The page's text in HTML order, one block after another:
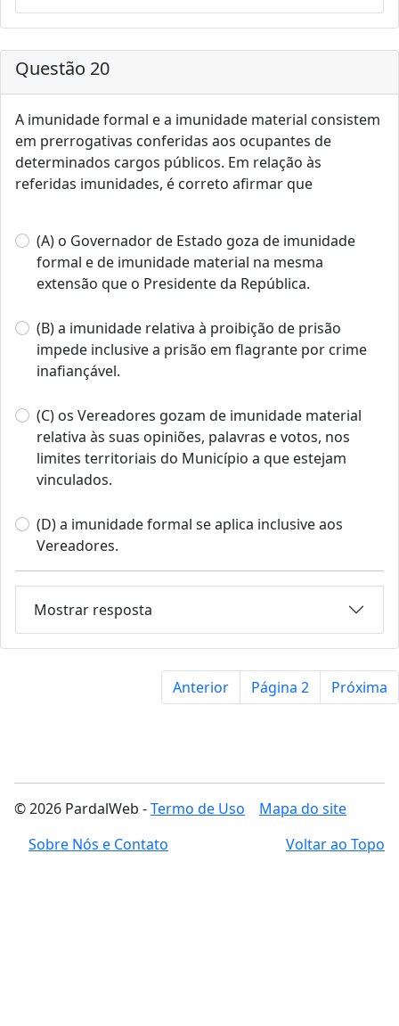
Questão 20
A imunidade formal e a imunidade material consistem
em prerrogativas conferidas aos ocupantes de
determinados cargos públicos. Em relação às
referidas imunidades, é correto afirmar que
(A) o Governador de Estado goza de imunidade
formal e de imunidade material na mesma
extensão que o Presidente da República.
(B) a imunidade relativa à proibição de prisão
impede inclusive a prisão em flagrante por crime
inafiançável.
(C) os Vereadores gozam de imunidade material
relativa às suas opiniões, palavras e votos, nos
limites territoriais do Município a que estejam
vinculados.
(D) a imunidade formal se aplica inclusive aos
Vereadores.
Mostrar resposta
Anterior Página 2 Próxima
© 2026 PardalWeb -Termo de Uso
Mapa do site
Sobre Nós e Contato
Voltar ao Topo